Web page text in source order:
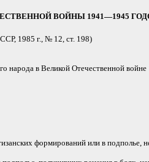
ВОЙНЫ 1941—1945
1985 г., № 12, ст. 198)
народа в Великой Отечественной
формирований или в подполье,